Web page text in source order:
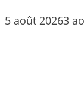
5 août 20263